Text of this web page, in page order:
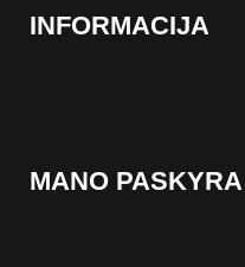
INFORMACIJA
MANO PASKYRA